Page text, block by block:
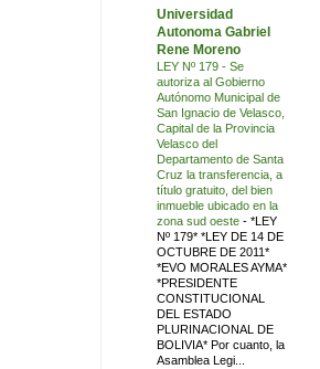
Universidad
Autonoma Gabriel
Rene Moreno
LEY Nº 179 - Se
autoriza al Gobierno
Autónomo Municipal de
San Ignacio de Velasco,
Capital de la Provincia
Velasco del
Departamento de Santa
Cruz la transferencia, a
título gratuito, del bien
inmueble ubicado en la
zona sud oeste - *LEY
Nº 179* *LEY DE 14 DE
OCTUBRE DE 2011*
*EVO MORALES AYMA*
*PRESIDENTE
CONSTITUCIONAL
DEL ESTADO
PLURINACIONAL DE
BOLIVIA* Por cuanto, la
Asamblea Legi...